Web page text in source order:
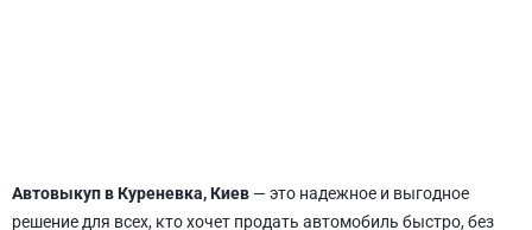
Автовыкуп в Куреневка, Киев — это надежное и выгодное
решение для всех, кто хочет продать автомобиль быстро, без